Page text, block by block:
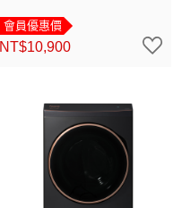
會員優惠價
NT$10,900